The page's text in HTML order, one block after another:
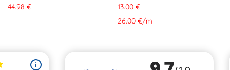
44.98 €
13.00 €
26.00 €/m